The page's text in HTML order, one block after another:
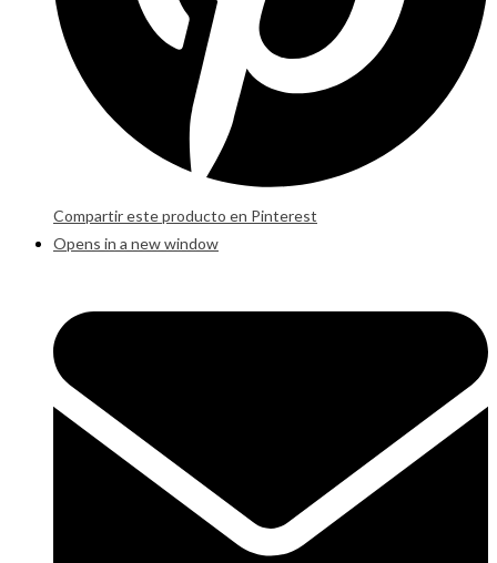
Compartir este producto en Pinterest
Opens in a new window